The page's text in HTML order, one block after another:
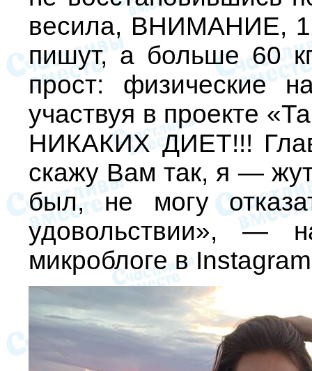
весила, ВНИМАНИЕ,
пишут, а больше 60
прост: физические
участвуя в проекте
НИКАКИХ ДИЕТ!!!
скажу Вам так, я —
был, не могу
удовольствии», —
микроблоге в Instagram